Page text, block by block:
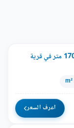
شاليه بفيو رائع ومساحة تبدأ من 170 متر في قرية
اعرف السعر